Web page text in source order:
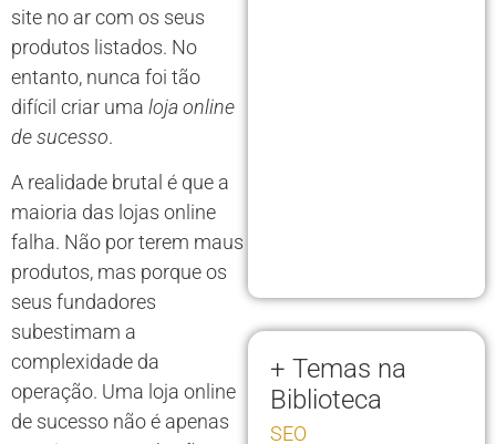
site no ar com os seus
produtos listados. No
entanto, nunca foi tão
difícil criar uma loja online
de sucesso.
A realidade brutal é que a
maioria das lojas online
falha. Não por terem maus
produtos, mas porque os
seus fundadores
subestimam a
complexidade da
operação. Uma loja online
de sucesso não é apenas
+ Temas na
Biblioteca
SEO